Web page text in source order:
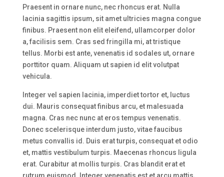
Praesent in ornare nunc, nec rhoncus erat. Nulla
lacinia sagittis ipsum, sit amet ultricies magna congue
finibus. Praesent non elit eleifend, ullamcorper dolor
a, facilisis sem. Cras sed fringilla mi, at tristique
tellus. Morbi est ante, venenatis id sodales ut, ornare
porttitor quam. Aliquam ut sapien id elit volutpat
vehicula.
Integer vel sapien lacinia, imperdiet tortor et, luctus
dui. Mauris consequat finibus arcu, et malesuada
magna. Cras nec nunc at eros tempus venenatis.
Donec scelerisque interdum justo, vitae faucibus
metus convallis id. Duis erat turpis, consequat et odio
et, mattis vestibulum turpis. Maecenas rhoncus ligula
erat. Curabitur at mollis turpis. Cras blandit erat et